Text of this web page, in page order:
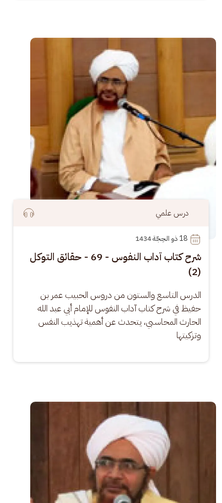
الصورة
درس علمي
18
شرح كتاب آداب النفوس - 69 - حقائق التوكل
(2)
الدرس التاسع والستون من دروس الحبيب عمر بن
حفيظ في شرح كتاب آداب النفوس للإمام أبي عبد الله
الحارث المحاسبي، يتحدث عن أهمية تهذيب النفس
وتزكيتها
الصورة